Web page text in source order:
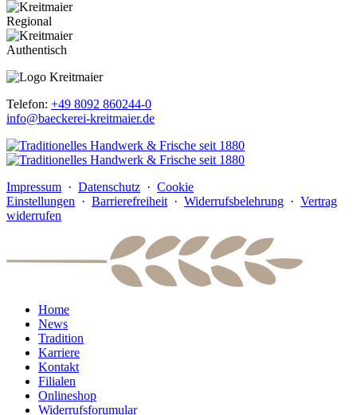
Regional
Authentisch
Telefon: +49 8092 860244-0
info@baeckerei-kreitmaier.de
Impressum · Datenschutz · Cookie
Einstellungen · Barrierefreiheit · Widerrufsbelehrung · Vertrag
widerrufen
Home
News
Tradition
Karriere
Kontakt
Filialen
Onlineshop
Widerrufsforumular